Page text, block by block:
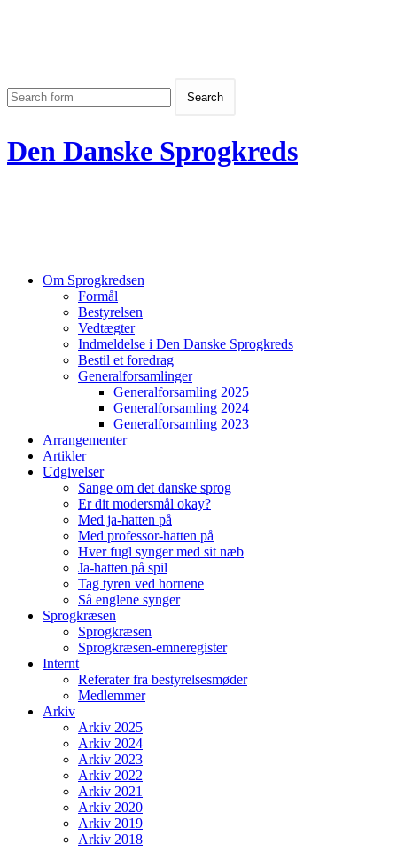
Den Danske Sprogkreds
Om Sprogkredsen
Formål
Bestyrelsen
Vedtægter
Indmeldelse i Den Danske Sprogkreds
Bestil et foredrag
Generalforsamlinger
Generalforsamling 2025
Generalforsamling 2024
Generalforsamling 2023
Arrangementer
Artikler
Udgivelser
Sange om det danske sprog
Er dit modersmål okay?
Med ja-hatten på
Med professor-hatten på
Hver fugl synger med sit næb
Ja-hatten på spil
Tag tyren ved hornene
Så englene synger
Sprogkræsen
Sprogkræsen
Sprogkræsen-emneregister
Internt
Referater fra bestyrelsesmøder
Medlemmer
Arkiv
Arkiv 2025
Arkiv 2024
Arkiv 2023
Arkiv 2022
Arkiv 2021
Arkiv 2020
Arkiv 2019
Arkiv 2018